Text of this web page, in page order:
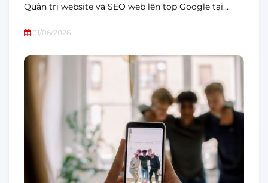
Quản trị website và SEO web lên top Google tại…
01/06/2026